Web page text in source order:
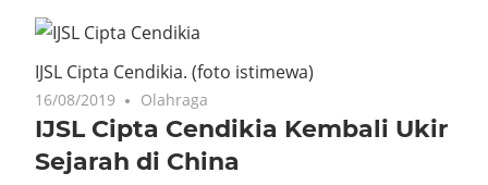
Kebenaran
IJSL Cipta Cendikia. (foto istimewa)
16/08/2019 One comment
Olahraga
IJSL Cipta Cendikia Kembali Ukir
Sejarah di China